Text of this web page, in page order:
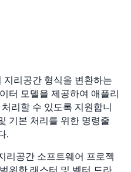
지리공간 형식을 변환하는
터 모델을 제공하여 애플리
리할 수 있도록 지원합니
기본 처리를 위한 명령줄
.
리공간 소프트웨어 프로젝
위한 래스터 및 벡터 드라